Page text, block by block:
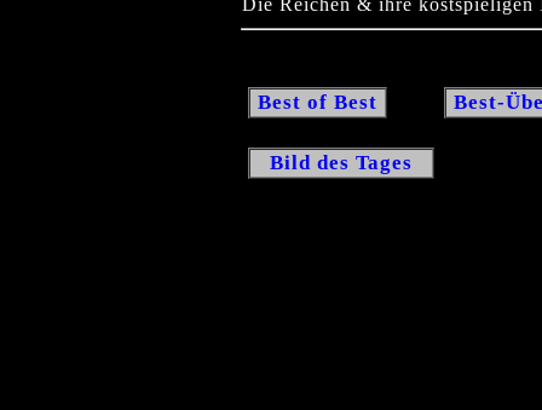
Best of Best Best-
Bild des Tages